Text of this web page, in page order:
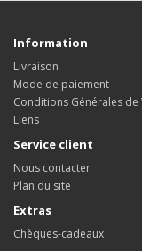
Information
Livraison
Mode de paiement
Conditions Générales de
Liens
Service client
Nous contacter
Plan du site
Extras
Chèques-cadeaux